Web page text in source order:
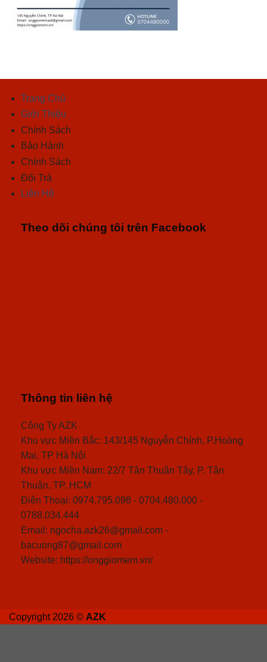
Trang Chủ
Giới Thiệu
Chính Sách
Bảo Hành
Chính Sách
Đổi Trả
Liên Hệ
Theo dõi chúng tôi trên Facebook
Thông tin liên hệ
Công Ty AZK
Khu vực Miền Bắc: 143/145 Nguyễn Chính, P.Hoàng
Mai, TP Hà Nội
Khu vực Miền Nam: 22/7 Tân Thuận Tây, P. Tân
Thuận, TP. HCM
Điện Thoại: 0974.795.098 - 0704.480.000 -
0788.034.444
Email: ngocha.azk26@gmail.com -
bacuong87@gmail.com
Website: https://onggiomem.vn/
Copyright 2026 © AZK